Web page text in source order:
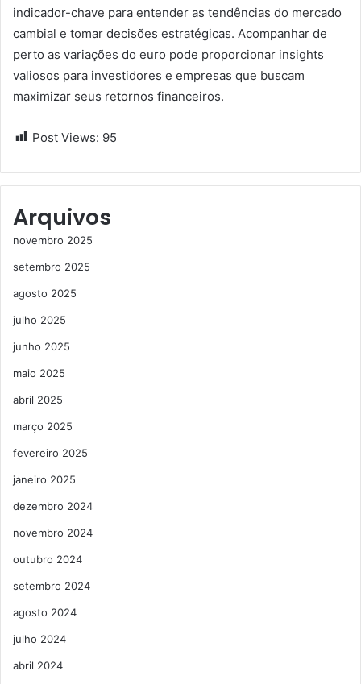
indicador-chave para entender as tendências do mercado
cambial e tomar decisões estratégicas. Acompanhar de
perto as variações do euro pode proporcionar insights
valiosos para investidores e empresas que buscam
maximizar seus retornos financeiros.
Post Views: 95
Arquivos
novembro 2025
setembro 2025
agosto 2025
julho 2025
junho 2025
maio 2025
abril 2025
março 2025
fevereiro 2025
janeiro 2025
dezembro 2024
novembro 2024
outubro 2024
setembro 2024
agosto 2024
julho 2024
abril 2024